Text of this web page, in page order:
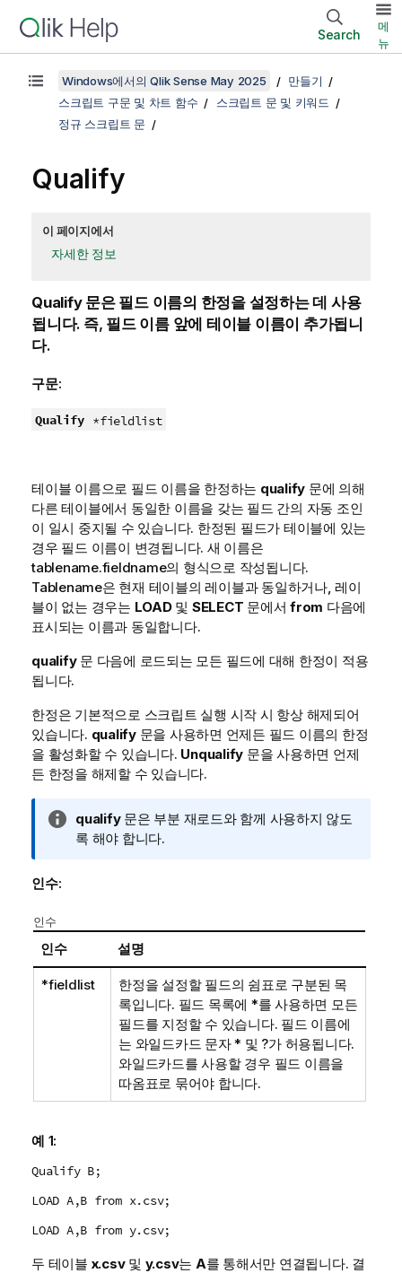
Search
메
뉴
Windows에서의 Qlik Sense May 2025
만들기
스크립트 구문 및 차트 함수
스크립트 문 및 키워드
정규 스크립트 문
Qualify
이 페이지에서
자세한 정보
Qualify문은 필드 이름의 한정을 설정하는 데 사용
됩니다. 즉, 필드 이름 앞에 테이블 이름이 추가됩니
다.
구문:
Qualify *fieldlist
테이블 이름으로 필드 이름을 한정하는 qualify 문에 의해
다른 테이블에서 동일한 이름을 갖는 필드 간의 자동 조인
이 일시 중지될 수 있습니다. 한정된 필드가 테이블에 있는
경우 필드 이름이 변경됩니다. 새 이름은
tablename.fieldname의 형식으로 작성됩니다.
Tablename은 현재 테이블의 레이블과 동일하거나, 레이
블이 없는 경우는 LOAD및 SELECT 문에서 from 다음에
표시되는 이름과 동일합니다.
qualify문 다음에 로드되는 모든 필드에 대해 한정이 적용
됩니다.
한정은 기본적으로 스크립트 실행 시작 시 항상 해제되어
있습니다. qualify문을 사용하면 언제든 필드 이름의 한정
을 활성화할 수 있습니다. Unqualify 문을 사용하면 언제
든 한정을 해제할 수 있습니다.
정
보
qualify문은 부분 재로드와 함께 사용하지 않도
록 해야 합니다.
인수:
인수
인수 설명
*fieldlist
한정을 설정할 필드의 쉼표로 구분된 목
록입니다. 필드 목록에 *를 사용하면 모든
필드를 지정할 수 있습니다. 필드 이름에
는 와일드카드 문자* 및 ?가 허용됩니다.
와일드카드를 사용할 경우 필드 이름을
따옴표로 묶어야 합니다.
예 1:
Qualify B;
LOAD A,B from x.csv;
LOAD A,B from y.csv;
두 테이블 x.csv및 y.csv는 A를 통해서만 연결됩니다. 결